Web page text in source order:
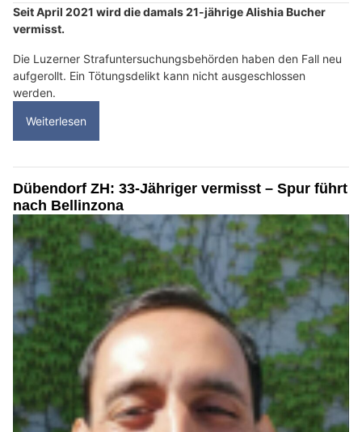
Seit April 2021 wird die damals 21-jährige Alishia Bucher
vermisst.
Die Luzerner Strafuntersuchungsbehörden haben den Fall neu
aufgerollt. Ein Tötungsdelikt kann nicht ausgeschlossen
werden.
Weiterlesen
Dübendorf ZH: 33-Jähriger vermisst – Spur führt
nach Bellinzona